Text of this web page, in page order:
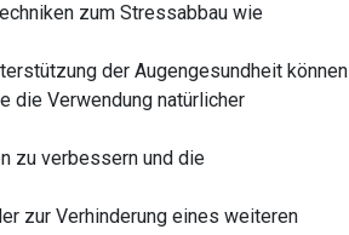
zum Stressabbau wie
der Augengesundheit können
die Verwendung natürlicher
zu verbessern und die
zur Verhinderung eines weiteren